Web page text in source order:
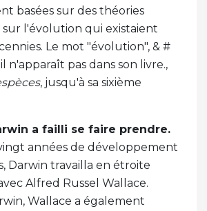
basées sur des théories
l'évolution qui existaient
Le mot "évolution", & #
n'apparaît pas dans son livre.,
, jusqu'à sa sixième
a failli se faire prendre.
années de développement
Darwin travailla en étroite
Alfred Russel Wallace.
Wallace a également